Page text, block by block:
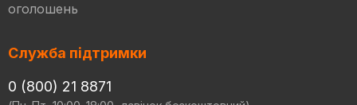
оголошень
Служба підтримки
0 (800) 21 8871